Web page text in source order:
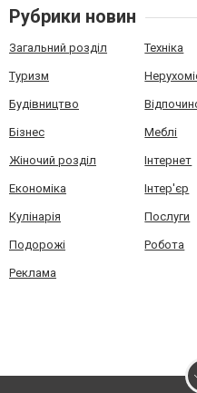
Рубрики новин
Загальний розділ Техніка
Туризм
Будівництво
Бізнес Меблі
Жіночий розділ Інтернет
Економіка Інтер'єр
Кулінарія Послуги
Подорожі Робота
Реклама